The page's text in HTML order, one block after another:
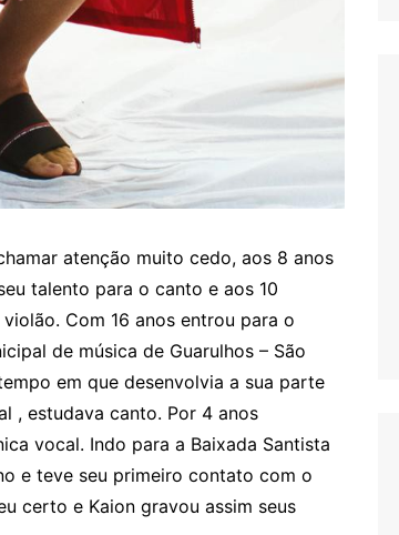
atenção muito cedo, aos 8 anos
talento para o canto e aos 10
Com 16 anos entrou para o
de música de Guarulhos – São
em que desenvolvia a sua parte
, estudava canto. Por 4 anos
vocal. Indo para a Baixada Santista
e teve seu primeiro contato com o
certo e Kaion gravou assim seus